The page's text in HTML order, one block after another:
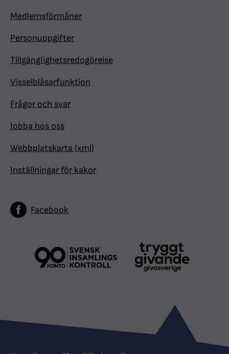
Medlemsförmåner
Personuppgifter
Tillgänglighetsredogörelse
Visselblåsarfunktion
Frågor och svar
Jobba hos oss
Webbplatskarta (xml)
Inställningar för kakor
Facebook